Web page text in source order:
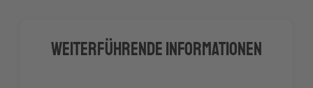
Weiterführende Informationen